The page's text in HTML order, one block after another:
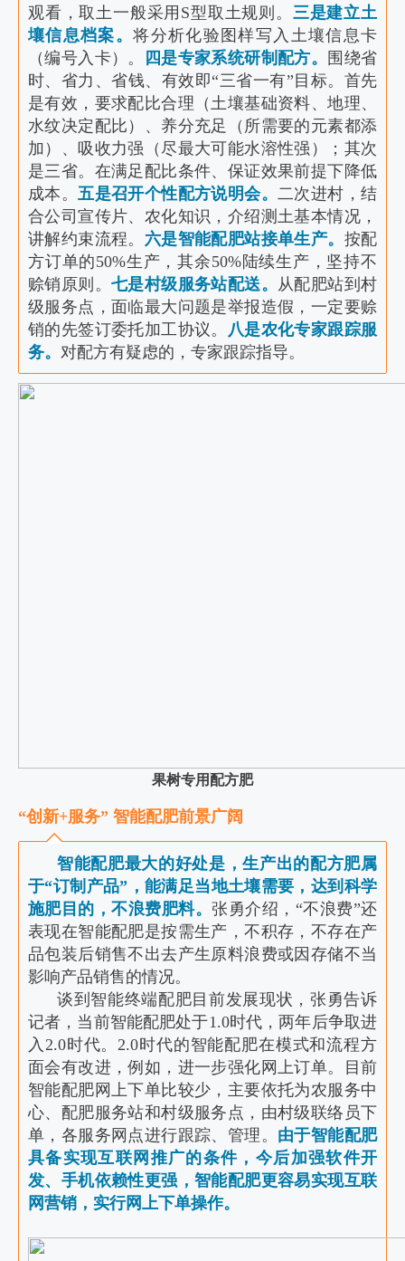
观看，取土一般采用S型取土规则。 三是建立土
壤信息档案。将分析化验图样写入土壤信息卡
（编号入卡）。
四是专家系统研制配方。
围绕省
时、省力、省钱、有效即“三省一有”目标。首先
是有效，要求配比合理（土壤基础资料、地理、
水纹决定配比）、养分充足（所需要的元素都添
加）、吸收力强（尽最大可能水溶性强）；其次
是三省。在满足配比条件、保证效果前提下降低
成本。五是召开个性配方说明会。二次进村，结
合公司宣传片、农化知识，介绍测土基本情况，
讲解约束流程。 六是智能配肥站接单生产。 按配
方订单的50%生产，其余50%陆续生产，坚持不
赊销原则。 七是村级服务站配送。 从配肥站到村
级服务点，面临最大问题是举报造假，一定要赊
销的先签订委托加工协议。 八是农化专家跟踪服
务。 对配方有疑虑的，专家跟踪指导。
果树专用配方肥
“创新+服务” 智能配肥前景广阔
智能配肥最大的好处是，生产出的配方肥属
于“订制产品”，能满足当地土壤需要，达到科学
施肥目的，不浪费肥料。张勇介绍，“不浪费”还
表现在智能配肥是按需生产，不积存，不存在产
品包装后销售不出去产生原料浪费或因存储不当
影响产品销售的情况。
谈到智能终端配肥目前发展现状，张勇告诉
记者，当前智能配肥处于1.0时代，两年后争取进
入2.0时代。2.0时代的智能配肥在模式和流程方
面会有改进，例如，进一步强化网上订单。目前
智能配肥网上下单比较少，主要依托为农服务中
心、配肥服务站和村级服务点，由村级联络员下
单，各服务网点进行跟踪、管理。 由于智能配肥
具备实现互联网推广的条件，今后加强软件开
发、手机依赖性更强，智能配肥更容易实现互联
网营销，实行网上下单操作。